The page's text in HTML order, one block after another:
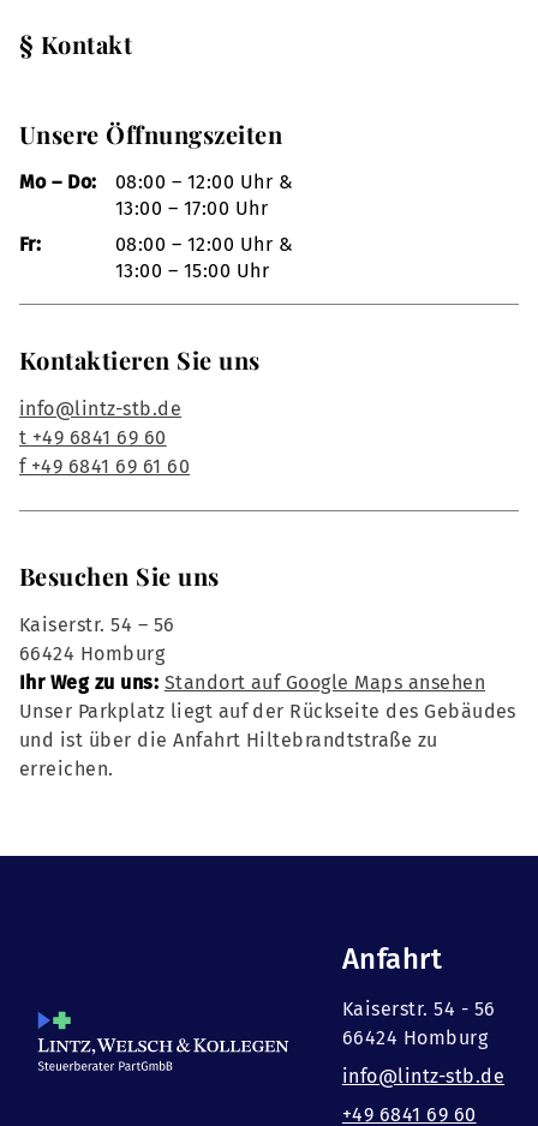
§ Kontakt
Unsere Öffnungszeiten
Mo – Do:
08:00 – 12:00 Uhr &
13:00 – 17:00 Uhr
Fr:
08:00 – 12:00 Uhr &
13:00 – 15:00 Uhr
Kontaktieren Sie uns
info@lintz-stb.de
t +49 6841 69 60
f +49 6841 69 61 60
Besuchen Sie uns
Kaiserstr. 54 – 56
66424 Homburg
Ihr Weg zu uns: Standort auf Google Maps ansehen
Unser Parkplatz liegt auf der Rückseite des Gebäudes
und ist über die Anfahrt Hiltebrandtstraße zu
erreichen.
Anfahrt
Kaiserstr. 54 - 56
66424 Homburg
info@lintz-stb.de
+49 6841 69 60